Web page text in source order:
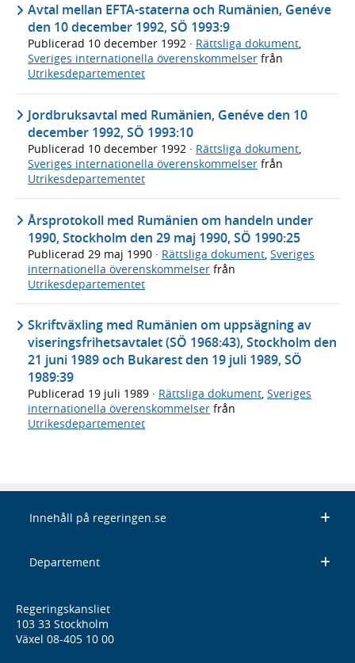
Avtal mellan EFTA-staterna och Rumänien, Genéve
den 10 december 1992, SÖ 1993:9
Publicerad 10 december 1992 · Rättsliga dokument,
Sveriges internationella överenskommelser från
Utrikesdepartementet
Jordbruksavtal med Rumänien, Genéve den 10
december 1992, SÖ 1993:10
Publicerad 10 december 1992 · Rättsliga dokument,
Sveriges internationella överenskommelser från
Utrikesdepartementet
Årsprotokoll med Rumänien om handeln under
1990, Stockholm den 29 maj 1990, SÖ 1990:25
Publicerad 29 maj 1990 · Rättsliga dokument Sveriges
internationella överenskommelser från
Utrikesdepartementet
Skriftväxling med Rumänien om uppsägning av
viseringsfrihetsavtalet (SÖ 1968:43), Stockholm den
21 juni 1989 och Bukarest den 19 juli 1989, SÖ
1989:39
Publicerad 19 juli 1989 · Rättsliga dokument, Sveriges
internationella överenskommelser från
Utrikesdepartementet
Innehåll på regeringen.se
Departement
Regeringskansliet
103 33 Stockholm
Växel 08-405 10 00